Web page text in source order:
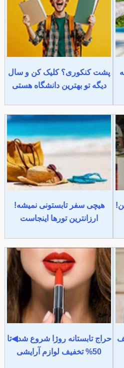
پشت کنکوری؟ کلیک کن و سال
دیگه تو بهترین دانشگاه هستی
هیچی سفر تابستونی نمیشه!
ارزانترین تورها اینجاست
حراج تابستانه روژا شروع شد◀تا
50% تخفیف لوازم آرایشی